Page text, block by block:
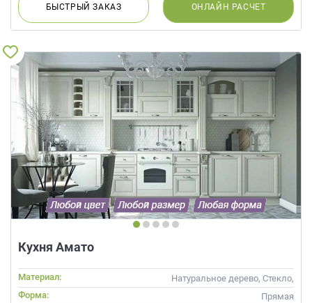
БЫСТРЫЙЗАКАЗ ОНЛАЙН РАСЧЕТ
Кухня Амато
Материал:
Натуральное дерево, Стекло,
Массив, С патиной
Форма:
Прямая